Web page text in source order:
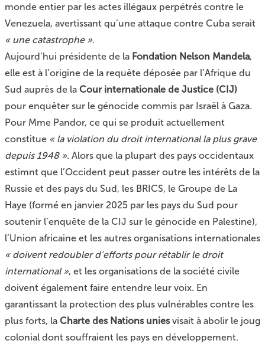
monde entier par les actes illégaux perpétrés contre le
Venezuela, avertissant qu’une attaque contre Cuba serait
« une catastrophe ».
Aujourd’hui présidente de la Fondation Nelson Mandela,
elle est à l’origine de la requête déposée par l’Afrique du
Sud auprès de la Cour internationale de Justice (CIJ)
pour enquêter sur le génocide commis par Israël à Gaza.
Pour Mme Pandor, ce qui se produit actuellement
constitue « la violation du droit international la plus grave
depuis 1948 ». Alors que la plupart des pays occidentaux
estimnt que l’Occident peut passer outre les intérêts de la
Russie et des pays du Sud, les BRICS, le Groupe de La
Haye (formé en janvier 2025 par les pays du Sud pour
soutenir l’enquête de la CIJ sur le génocide en Palestine),
l’Union africaine et les autres organisations internationales
« doivent redoubler d’efforts pour rétablir le droit
international », et les organisations de la société civile
doivent également faire entendre leur voix. En
garantissant la protection des plus vulnérables contre les
plus forts, la Charte des Nations uniesvisait à abolir le joug
colonial dont souffraient les pays en développement.